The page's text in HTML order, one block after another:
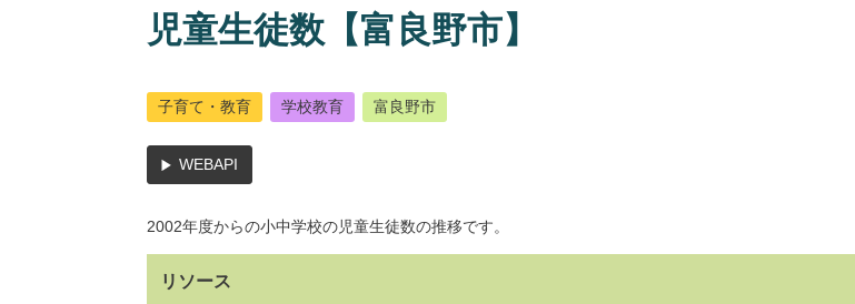
児童生徒数【富良野市】
子育て・教育 学校教育 富良野市
WEBAPI
2002年度からの小中学校の児童生徒数の推移です。
リソース